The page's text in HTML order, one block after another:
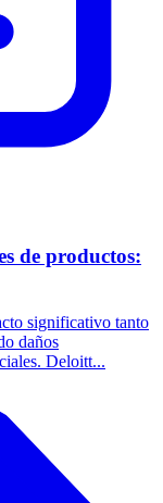
de productos:
significativo tanto
daños
Deloitt...